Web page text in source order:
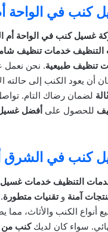
كنب في الواحة
غسيل كنب في الواحة أم
التنظيف خدمات تنظيف
تنظيف طبيعية. نحن نعمل
أن يعود الكنب إلى حالته
لضمان رضاك التام.
للحصول على أفضل
كنب في الشرق
التنظيف خدمات
آمنة وتقنيات متطورة
أنواع الكنب والأثاث، مما
سواء كان لديككنب من